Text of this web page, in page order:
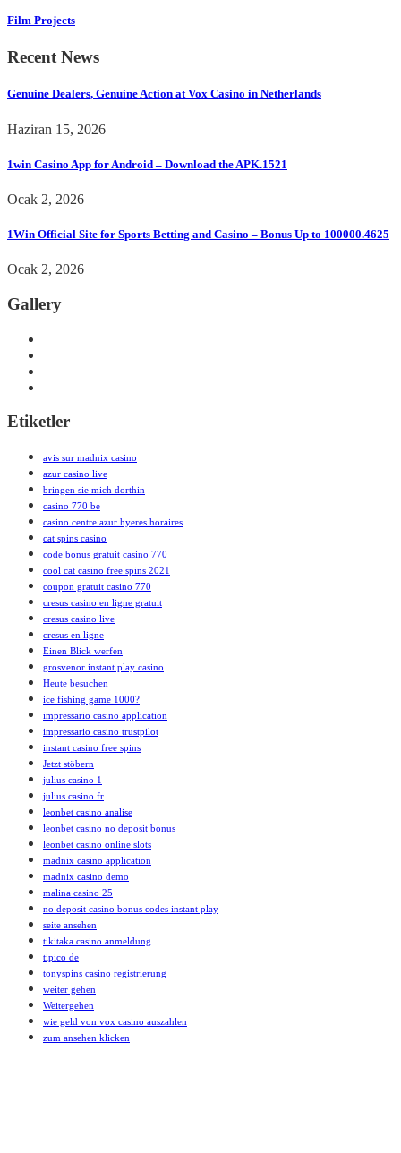
Film Projects
Recent News
Genuine Dealers, Genuine Action at Vox Casino in Netherlands
Haziran 15, 2026
1win Casino App for Android – Download the APK.1521
Ocak 2, 2026
1Win Official Site for Sports Betting and Casino – Bonus Up to 100000.4625
Ocak 2, 2026
Gallery
Etiketler
avis sur madnix casino
azur casino live
bringen sie mich dorthin
casino 770 be
casino centre azur hyeres horaires
cat spins casino
code bonus gratuit casino 770
cool cat casino free spins 2021
coupon gratuit casino 770
cresus casino en ligne gratuit
cresus casino live
cresus en ligne
Einen Blick werfen
grosvenor instant play casino
Heute besuchen
ice fishing game 1000?
impressario casino application
impressario casino trustpilot
instant casino free spins
Jetzt stöbern
julius casino 1
julius casino fr
leonbet casino analise
leonbet casino no deposit bonus
leonbet casino online slots
madnix casino application
madnix casino demo
malina casino 25
no deposit casino bonus codes instant play
seite ansehen
tikitaka casino anmeldung
tipico de
tonyspins casino registrierung
weiter gehen
Weitergehen
wie geld von vox casino auszahlen
zum ansehen klicken